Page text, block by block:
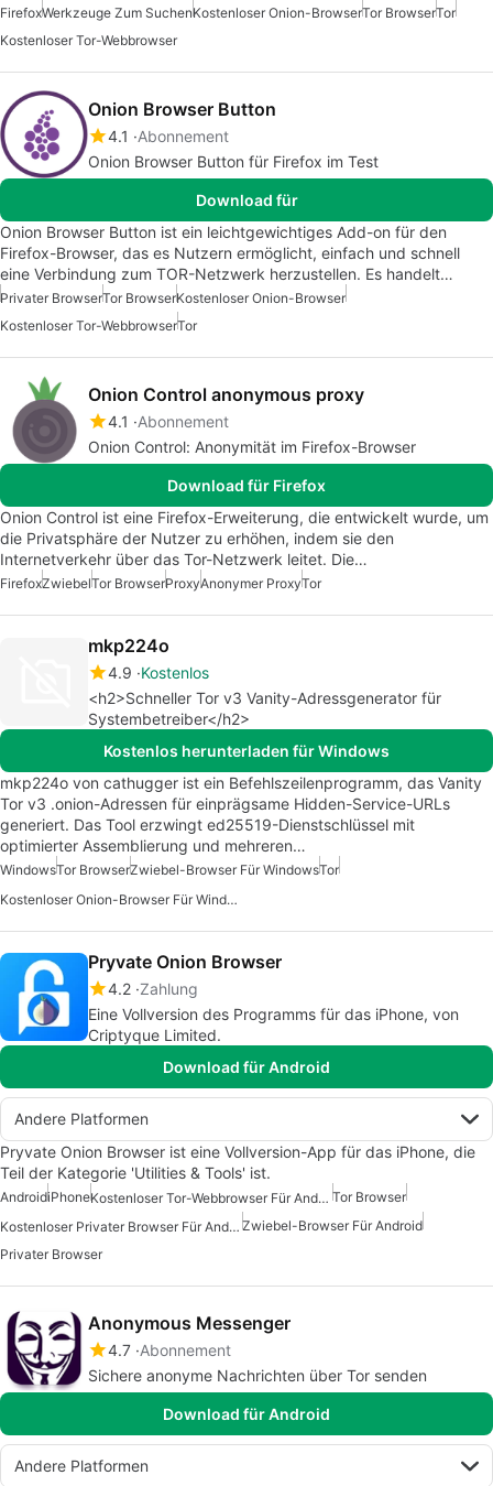
FirefoxWerkzeuge Zum SuchenKostenloser Onion-BrowserTor BrowserTor
Kostenloser Tor-Webbrowser
Onion Browser Button
4.1
Abonnement
Onion Browser Button für Firefox im Test
Download für
Onion Browser Button ist ein leichtgewichtiges Add-on für den
Firefox-Browser, das es Nutzern ermöglicht, einfach und schnell
eine Verbindung zum TOR-Netzwerk herzustellen. Es handelt…
Privater BrowserTor BrowserKostenloser Onion-Browser
Kostenloser Tor-WebbrowserTor
Onion Control anonymous proxy
4.1
Abonnement
Onion Control: Anonymität im Firefox-Browser
Download für Firefox
Onion Control ist eine Firefox-Erweiterung, die entwickelt wurde, um
die Privatsphäre der Nutzer zu erhöhen, indem sie den
Internetverkehr über das Tor-Netzwerk leitet. Die…
FirefoxZwiebelTor BrowserProxyAnonymer ProxyTor
mkp224o
4.9 Kostenlos
<h2>Schneller Tor v3 Vanity-Adressgenerator für
Systembetreiber</h2>
Kostenlos herunterladen für Windows
mkp224o von cathugger ist ein Befehlszeilenprogramm, das Vanity
Tor v3 .onion-Adressen für einprägsame Hidden-Service-URLs
generiert. Das Tool erzwingt ed25519-Dienstschlüssel mit
optimierter Assemblierung und mehreren…
WindowsTor BrowserZwiebel-Browser Für WindowsTor
Kostenloser Onion-Browser Für Windows
Pryvate Onion Browser
4.2 Zahlung
Eine Vollversion des Programms für das iPhone, von
Criptyque Limited.
Download für Android
Andere Platformen
Pryvate Onion Browser ist eine Vollversion-App für das iPhone, die
Teil der Kategorie 'Utilities & Tools' ist.
AndroidiPhone Kostenloser Tor-Webbrowser Für Android Tor Browser
Kostenloser Privater Browser Für Android Zwiebel-Browser Für Android
Privater Browser
Anonymous Messenger
4.7 Abonnement
Sichere anonyme Nachrichten über Tor senden
Download für Android
Andere Platformen